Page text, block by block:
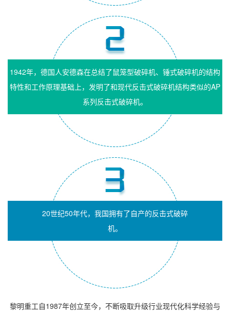
1942年，德国人安德森在总结了鼠笼型破碎机、锤式破碎机的结构
特性和工作原理基础上，发明了和现代反击式破碎机结构类似的AP
系列反击式破碎机。
20世纪50年代，我国拥有了自产的反击式破碎
机。
黎明重工自1987年创立至今，不断吸取升级行业现代化科学经验与